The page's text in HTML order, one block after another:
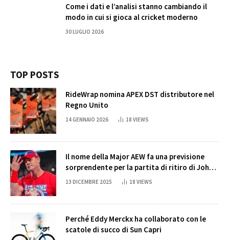
Come i dati e l’analisi stanno cambiando il
modo in cui si gioca al cricket moderno
30 LUGLIO 2026
TOP POSTS
RideWrap nomina APEX DST distributore nel
Regno Unito
14 GENNAIO 2026 18 VIEWS
Il nome della Major AEW fa una previsione
sorprendente per la partita di ritiro di John
Cena
13 DICEMBRE 2025 18 VIEWS
Perché Eddy Merckx ha collaborato con le
scatole di succo di Sun Capri